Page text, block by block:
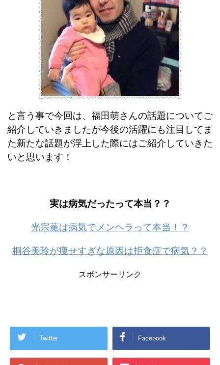
と言う事で今回は、福田萌さんの話題についてご
紹介していきましたが今後の活躍にも注目してま
た新たな話題が浮上した際にはご紹介していきた
いと思います！
実は病気だったって本当？？
光宗薫は病気でメンヘラって本当！？
桐谷美玲が痩せすぎな原因は拒食症で病気？？
スポンサーリンク
Twitter Facebook